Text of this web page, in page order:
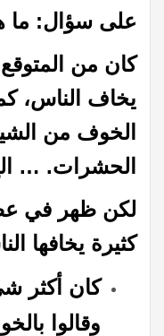
على سؤال: ما
كان من
يخاف الناس،
الخوف من
الحشرات. …
لكن ظهر في
كثيرة يخافها
كان أكثر
وقالوا